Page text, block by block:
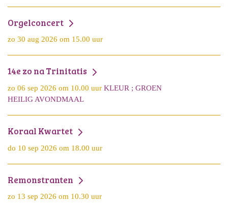
Orgelconcert
zo 30 aug 2026 om 15.00 uur
14e zo na Trinitatis
zo 06 sep 2026 om 10.00 uur KLEUR ; GROEN
HEILIG AVONDMAAL
Koraal Kwartet
do 10 sep 2026 om 18.00 uur
Remonstranten
zo 13 sep 2026 om 10.30 uur